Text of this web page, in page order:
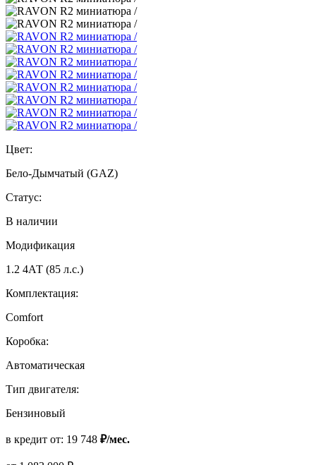
Цвет:
Бело-Дымчатый (GAZ)
Статус:
В наличии
Модификация
1.2 4АТ (85 л.с.)
Комплектация:
Comfort
Коробка:
Автоматическая
Тип двигателя:
Бензиновый
в кредит от: 19 748 ₽/мес.